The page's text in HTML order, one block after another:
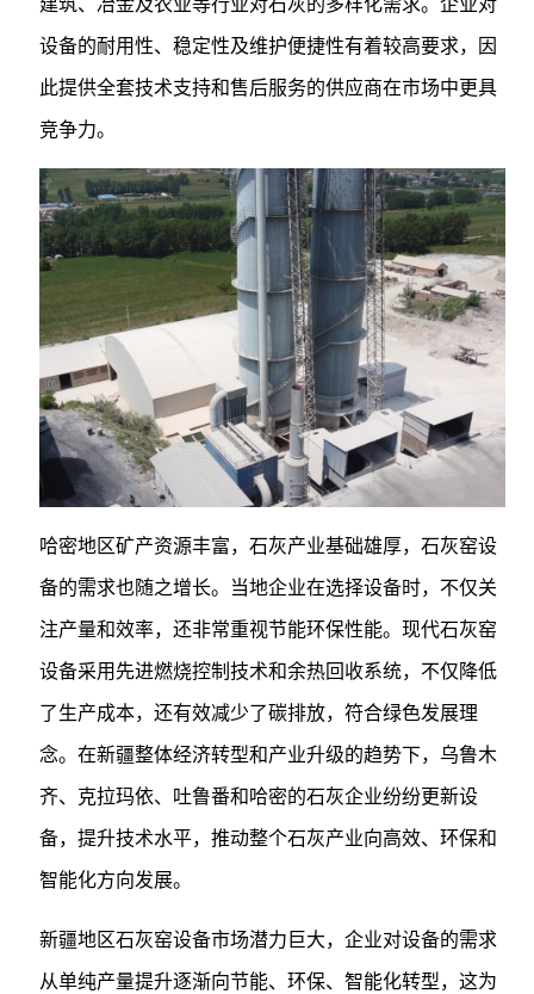
设备的耐用性、稳定性及维护便捷性有着较高要求，因
此提供全套技术支持和售后服务的供应商在市场中更具
竞争力。
哈密地区矿产资源丰富，石灰产业基础雄厚，石灰窑设
备的需求也随之增长。当地企业在选择设备时，不仅关
注产量和效率，还非常重视节能环保性能。现代石灰窑
设备采用先进燃烧控制技术和余热回收系统，不仅降低
了生产成本，还有效减少了碳排放，符合绿色发展理
念。在新疆整体经济转型和产业升级的趋势下，乌鲁木
齐、克拉玛依、吐鲁番和哈密的石灰企业纷纷更新设
备，提升技术水平，推动整个石灰产业向高效、环保和
智能化方向发展。
新疆地区石灰窑设备市场潜力巨大，企业对设备的需求
从单纯产量提升逐渐向节能、环保、智能化转型，这为